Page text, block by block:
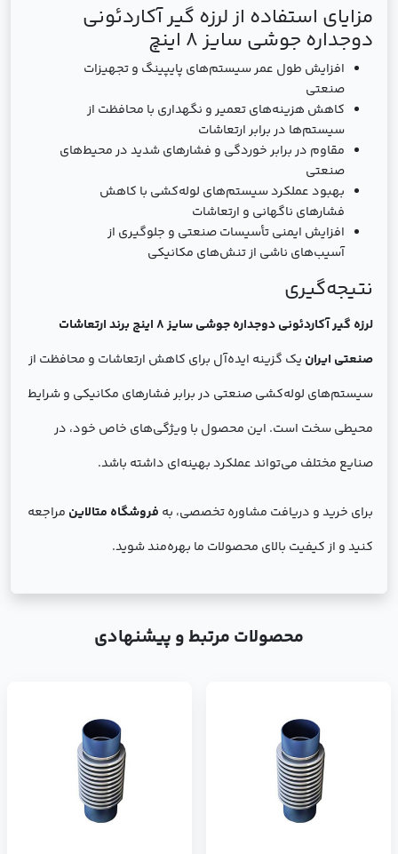
مزایای استفاده از لرزه گیر آکاردئونی
دوجداره جوشی سایز 8 اینچ
افزایش طول عمر سیستم‌های پایپینگ و تجهیزات
صنعتی
کاهش هزینه‌های تعمیر و نگهداری با محافظت از
سیستم‌ها در برابر ارتعاشات
مقاوم در برابر خوردگی و فشارهای شدید در محیط‌های
صنعتی
بهبود عملکرد سیستم‌های لوله‌کشی با کاهش
فشارهای ناگهانی و ارتعاشات
افزایش ایمنی تأسیسات صنعتی و جلوگیری از
آسیب‌های ناشی از تنش‌های مکانیکی
نتیجه‌گیری
لرزه گیر آکاردئونی دوجداره جوشی سایز 8 اینچ برند ارتعاشات
صنعتی ایران یک گزینه ایده‌آل برای کاهش ارتعاشات و محافظت از
سیستم‌های لوله‌کشی صنعتی در برابر فشارهای مکانیکی و شرایط
محیطی سخت است. این محصول با ویژگی‌های خاص خود، در
صنایع مختلف می‌تواند عملکرد بهینه‌ای داشته باشد.
برای خرید و دریافت مشاوره تخصصی، به فروشگاه متالاین مراجعه
کنید و از کیفیت بالای محصولات ما بهره‌مند شوید.
محصولات مرتبط و پیشنهادی